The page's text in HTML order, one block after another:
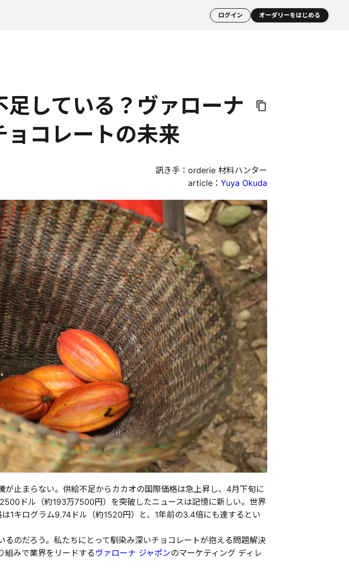
ログイン オーダリーをはじめる
足している？ヴァローナ
ョコレートの未来
訊き手：orderie 材料ハンター
article： Yuya Okuda
が止まらない。供給不足からカカオの国際価格は急上昇し、4月下旬に
ドル（約193万7500円）を突破したニュースは記憶に新しい。世界
1キログラム9.74ドル（約1520円）と、1年前の3.4倍にも達するとい
るのだろう。私たちにとって馴染み深いチョコレートが抱える問題解決
組みで業界をリードするヴァローナ ジャポンのマーケティング ディレ